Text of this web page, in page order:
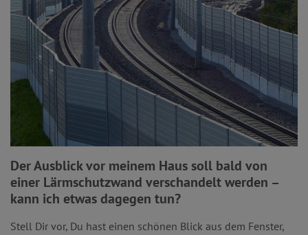
Der Ausblick vor meinem Haus soll bald von
einer Lärmschutzwand verschandelt werden –
kann ich etwas dagegen tun?
Stell Dir vor, Du hast einen schönen Blick aus dem Fenster,